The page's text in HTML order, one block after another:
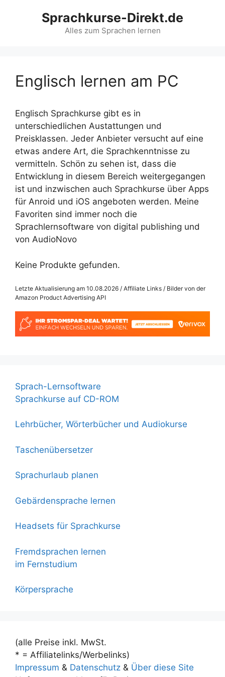
Sprachkurse-Direkt.de
Alles zum Sprachen lernen
Englisch lernen am PC
Englisch Sprachkurse gibt es in
unterschiedlichen Austattungen und
Preisklassen. Jeder Anbieter versucht auf eine
etwas andere Art, die Sprachkenntnisse zu
vermitteln. Schön zu sehen ist, dass die
Entwicklung in diesem Bereich weitergegangen
ist und inzwischen auch Sprachkurse über Apps
für Anroid und iOS angeboten werden. Meine
Favoriten sind immer noch die
Sprachlernsoftware von digital publishing und
von AudioNovo
Keine Produkte gefunden.
Letzte Aktualisierung am 10.08.2026 / Affiliate Links / Bilder von der
Amazon Product Advertising API
Sprach-Lernsoftware
Sprachkurse auf CD-ROM
Lehrbücher, Wörterbücher und Audiokurse
Taschenübersetzer
Sprachurlaub planen
Gebärdensprache lernen
Headsets für Sprachkurse
Fremdsprachen lernen
im Fernstudium
Körpersprache
(alle Preise inkl. MwSt.
* = Affiliatelinks/Werbelinks)
Impressum & Datenschutz & Über diese Site